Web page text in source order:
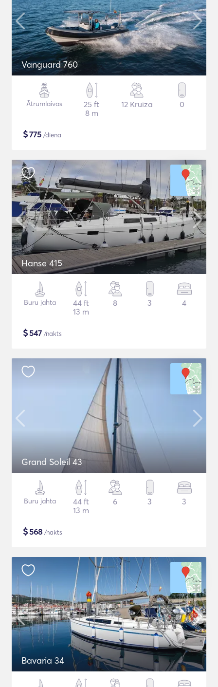
Vanguard 760
Ātrumlaivas
25 ft
8 m
12 Kruīza 0
$775 /diena
Hanse 415
Buru jahta
44 ft
13 m
8 3 4
$547 /nakts
Grand Soleil 43
Buru jahta
44 ft
13 m
6 3 3
$568 /nakts
Bavaria 34